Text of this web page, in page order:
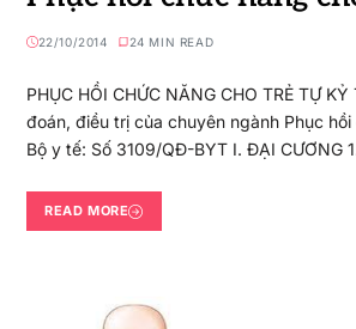
22/10/2014 24 MIN READ
PHỤC HỒI CHỨC NĂNG CHO TRẺ TỰ
đoán, điều trị của chuyên ngành Phục
Bộ y tế: Số 3109/QĐ-BYT I. ĐẠI CƯƠNG
READ MORE